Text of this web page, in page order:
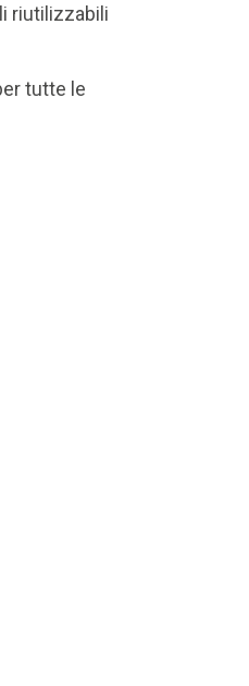
riutilizzabili
tutte le